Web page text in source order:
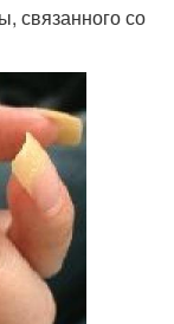
связанного со